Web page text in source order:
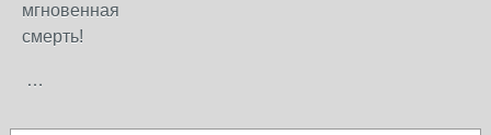
мгновенная
смерть!
…